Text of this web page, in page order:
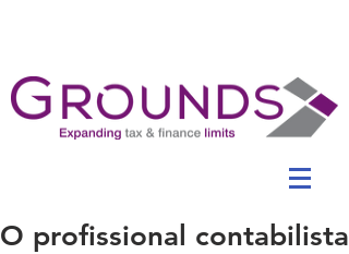
O profissional contabilista